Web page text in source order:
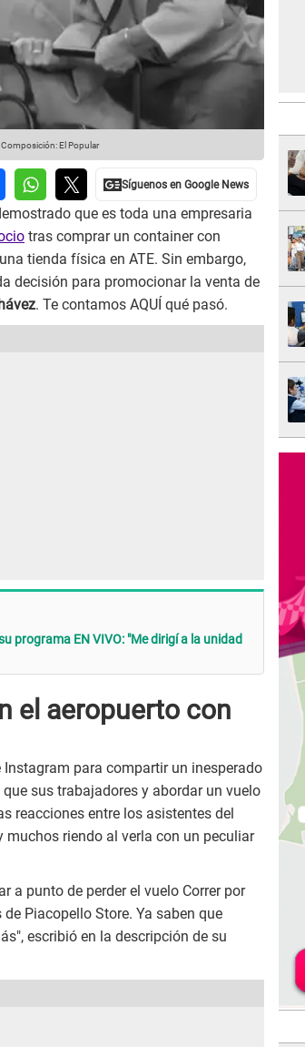
El Popular
que es toda una empresaria
tras comprar un container con
tienda física en ATE. Sin embargo,
decisión para promocionar la venta de
. Te contamos AQUÍ qué pasó.
programa EN VIVO: "Me dirigí a la unidad
el aeropuerto con
para compartir un inesperado
sus trabajadores y abordar un vuelo
reacciones entre los asistentes del
muchos riendo al verla con un peculiar
a punto de perder el vuelo Correr por
Piacopello Store. Ya saben que
escribió en la descripción de su